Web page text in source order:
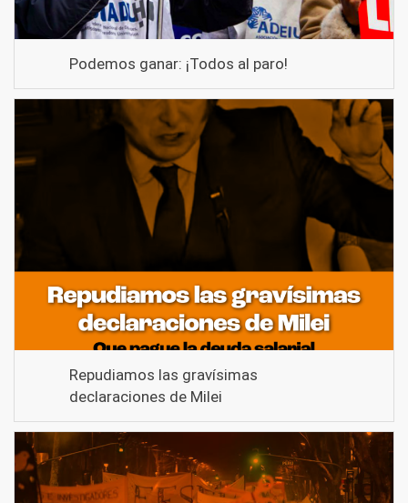
Podemos ganar: ¡Todos al paro!
Repudiamos las gravísimas
declaraciones de Milei